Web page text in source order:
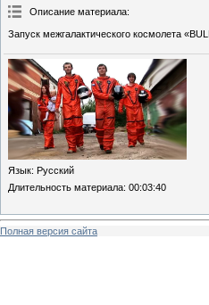
Описание материала:
Запуск межгалактического космолета
Язык: Русский
Длительность материала: 00:03:40
Полная версия сайта